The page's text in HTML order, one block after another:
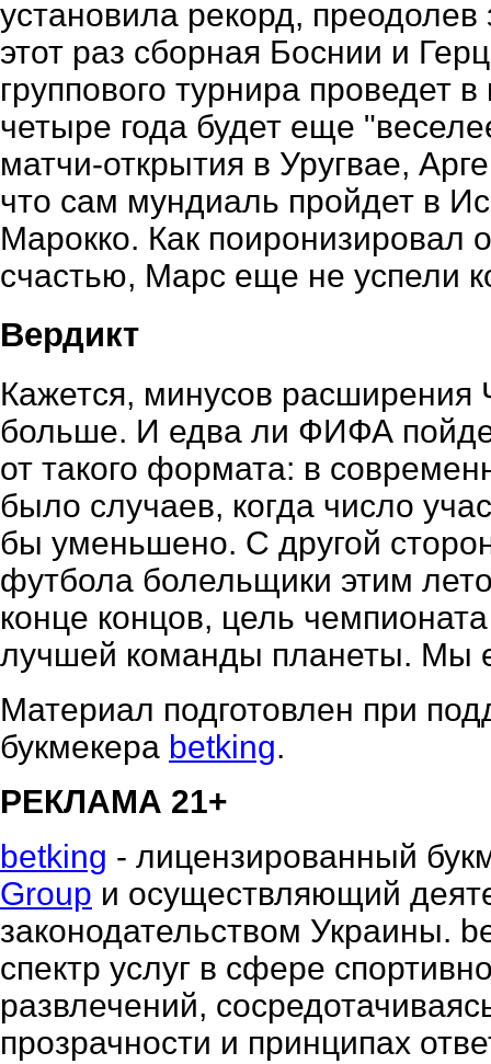
установила рекорд,
этот раз сборная Боснии и
группового турнира проведет
четыре года будет еще
матчи-открытия в Уругвае,
что сам мундиаль пройдет в
Марокко. Как поиронизировал
счастью, Марс еще не успели
Вердикт
Кажется, минусов
больше. И едва ли ФИФА
от такого формата: в
было случаев, когда число
бы уменьшено. С другой
футбола болельщики этим
конце концов, цель
лучшей команды планеты. Мы
Материал подготовлен при
букмекера betking.
РЕКЛАМА 21+
betking - лицензированный
Group и осуществляющий
законодательством Украины.
спектр услуг в сфере
развлечений,
прозрачности и принципах